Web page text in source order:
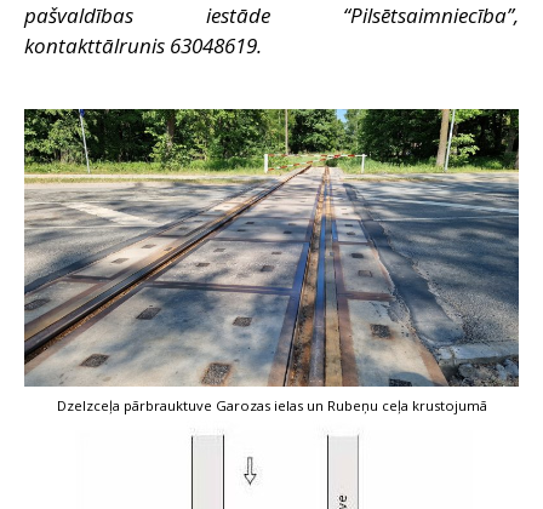
pašvaldības iestāde “Pilsētsaimniecība”,
kontakttālrunis 63048619.
Dzelzceļa pārbrauktuve Garozas ielas un Rubeņu ceļa krustojumā